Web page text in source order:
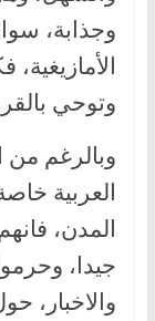
وجذابة،
وتوحي
وبالرغم من
العربية
المدن،
جيدا،
والاخبار،